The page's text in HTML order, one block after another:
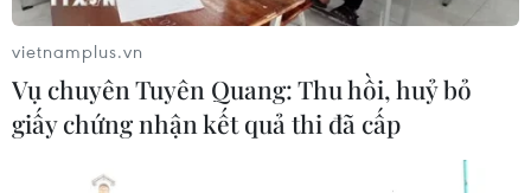
Cách tự bảo vệ bản thân trước
dịch viêm phổi do virus corona
31/01/2020 07:21
Nếu nhiễm virus corona (nCOV), khi khởi phát, người
vietnamplus.vn
Vụ chuyên Tuyên Quang: Thu hồi, huỷ bỏ
giấy chứng nhận kết quả thi đã cấp